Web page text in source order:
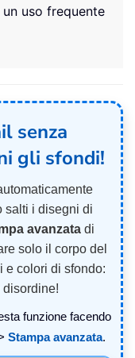
uso frequente
senza
gli sfondi!
salti i disegni di
avanzatadi
solo il corpo del
e colori di sfondo:
funzione facendo
Stampa avanzata.